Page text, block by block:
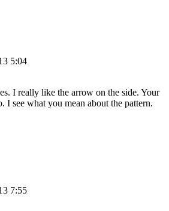
5:04
I really like the arrow on the side. Your
I see what you mean about the pattern.
7:55